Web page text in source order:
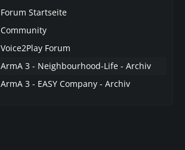
Forum Startseite
Community
Voice2Play Forum
ArmA 3 - Neighbourhood-Life - Archiv
ArmA 3 - EASY Company - Archiv